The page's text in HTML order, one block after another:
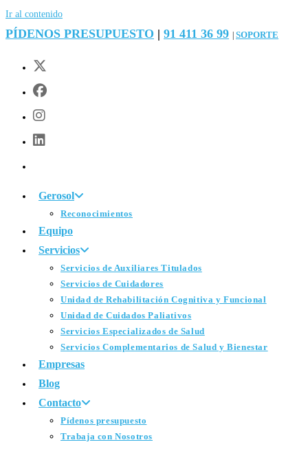
Ir al contenido
PÍDENOS PRESUPUESTO | 91 411 36 99 SOPORTE
Gerosol
Reconocimientos
Equipo
Servicios
Servicios de Auxiliares Titulados
Servicios de Cuidadores
Unidad de Rehabilitación Cognitiva y Funcional
Unidad de Cuidados Paliativos
Servicios Especializados de Salud
Servicios Complementarios de Salud y Bienestar
Empresas
Blog
Contacto
Pídenos presupuesto
Trabaja con Nosotros